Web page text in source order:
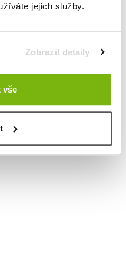
jejich služby.
Zobrazit detaily
vše